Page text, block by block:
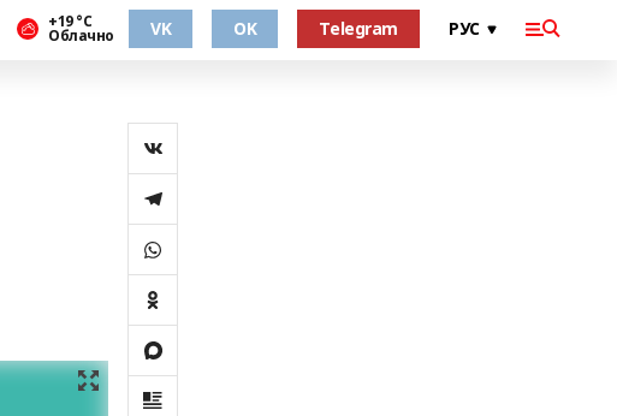
+19 °С
Облачно VK OK Telegram